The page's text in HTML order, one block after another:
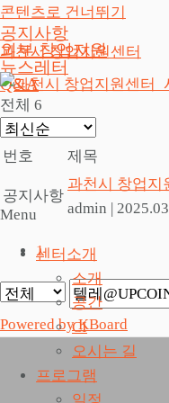
콘텐츠로 건너뛰기
과천시 창업지원센터
Menu
센터소개
소개
공간
CI
오시는 길
프로그램
일정
공지사항
외부 창업지원
뉴스레터
Q&A
전체 6
번호 제목
공지사항
과천시 창업지
admin |
1
Powered by KBoard